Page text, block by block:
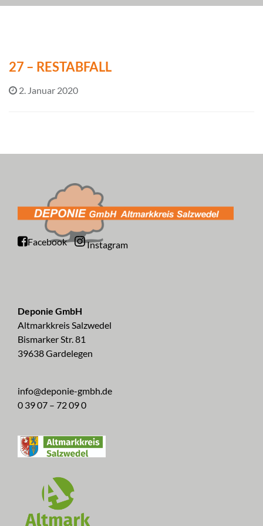
27 – RESTABFALL
2. Januar 2020
Facebook Instagram
Deponie GmbH
Altmarkkreis Salzwedel
Bismarker Str. 81
39638 Gardelegen
info@deponie-gmbh.de
0 39 07 – 72 09 0